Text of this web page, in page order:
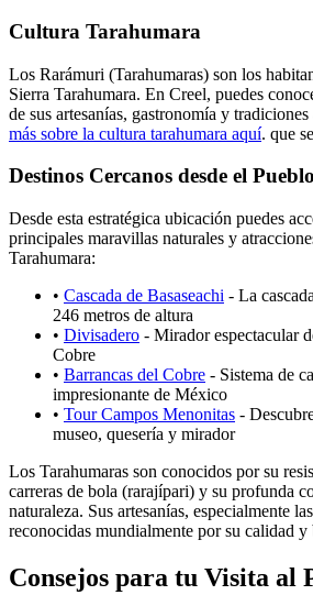
Cultura Tarahumara
Los Rarámuri (Tarahumaras) son los
Sierra Tarahumara. En Creel, puedes
de sus artesanías, gastronomía y tradiciones
más sobre la cultura tarahumara aquí. que
Destinos Cercanos desde el
Desde esta estratégica ubicación puedes
principales maravillas naturales y
Tarahumara:
• Cascada de Basaseachi - La
246 metros de altura
• Divisadero - Mirador espectacular
Cobre
• Barrancas del Cobre - Sistema de
impresionante de México
• Tour Campos Menonitas -
museo, quesería y mirador
Los Tarahumaras son conocidos por su
carreras de bola (rarajípari) y su profunda
naturaleza. Sus artesanías, especialmente
reconocidas mundialmente por su calidad y
Consejos para tu Visita al